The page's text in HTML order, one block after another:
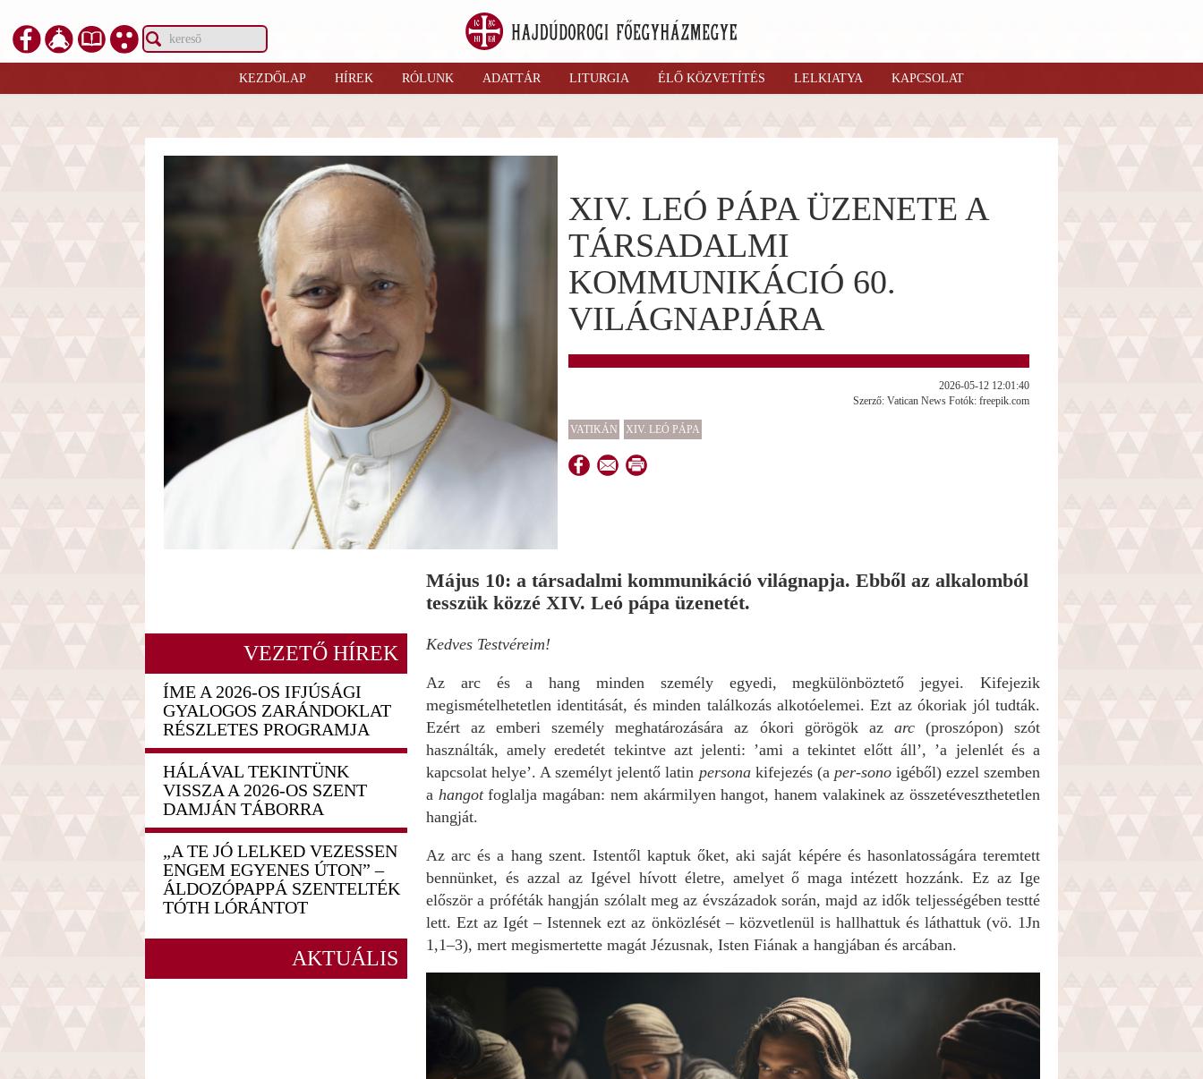
KEZDŐLAP HÍREK RÓLUNK ADATTÁR LITURGIA ÉLŐ KÖZVETÍTÉS LELKIATYA KAPCSOLAT
XIV. LEÓ PÁPA ÜZENETE A
TÁRSADALMI
KOMMUNIKÁCIÓ 60.
VILÁGNAPJÁRA
2026-05-12 12:01:40
Szerző: Vatican News Fotók: freepik.com
VATIKÁN XIV. LEÓ PÁPA
Május 10: a társadalmi kommunikáció világnapja. Ebből az alkalomból
tesszük közzé XIV. Leó pápa üzenetét.
Kedves Testvéreim!
Az arc és a hang minden személy egyedi, megkülönböztető jegyei. Kifejezik
megismételhetetlen identitását, és minden találkozás alkotóelemei. Ezt az ókoriak jól tudták.
Ezért az emberi személy meghatározására az ókori görögök az arc(proszópon) szót
használták, amely eredetét tekintve azt jelenti: ’ami a tekintet előtt áll’, ’a jelenlét és a
kapcsolat helye’. A személyt jelentő latin personakifejezés (a per-sonoigéből) ezzel szemben
a hangotfoglalja magában: nem akármilyen hangot, hanem valakinek az összetéveszthetetlen
hangját.
Az arc és a hang szent. Istentől kaptuk őket, aki saját képére és hasonlatosságára teremtett
bennünket, és azzal az Igével hívott életre, amelyet ő maga intézett hozzánk. Ez az Ige
először a próféták hangján szólalt meg az évszázadok során, majd az idők teljességében testté
lett. Ezt az Igét – Istennek ezt az önközlését – közvetlenül is hallhattuk és láthattuk (vö. 1Jn
1,1–3), mert megismertette magát Jézusnak, Isten Fiának a hangjában és arcában.
VEZETŐ HÍREK
ÍME A 2026-OS IFJÚSÁGI
GYALOGOS ZARÁNDOKLAT
RÉSZLETES PROGRAMJA
HÁLÁVAL TEKINTÜNK
VISSZA A 2026-OS SZENT
DAMJÁN TÁBORRA
„A TE JÓ LELKED VEZESSEN
ENGEM EGYENES ÚTON” –
ÁLDOZÓPAPPÁ SZENTELTÉK
TÓTH LÓRÁNTOT
AKTUÁLIS